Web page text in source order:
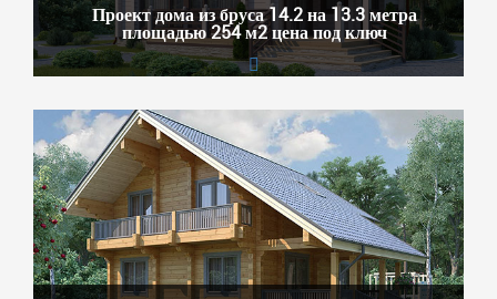
Проект дома из бруса 14.2 на 13.3 метра
площадью 254 м2 цена под ключ